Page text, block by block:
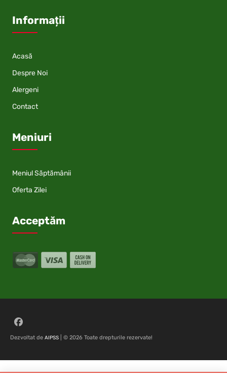
Informații
Acasă
Despre Noi
Alergeni
Contact
Meniuri
Meniul Săptămânii
Oferta Zilei
Acceptăm
Follow on Facebook
Dezvoltat de AIPSS | © 2026 Toate drepturile rezervate!